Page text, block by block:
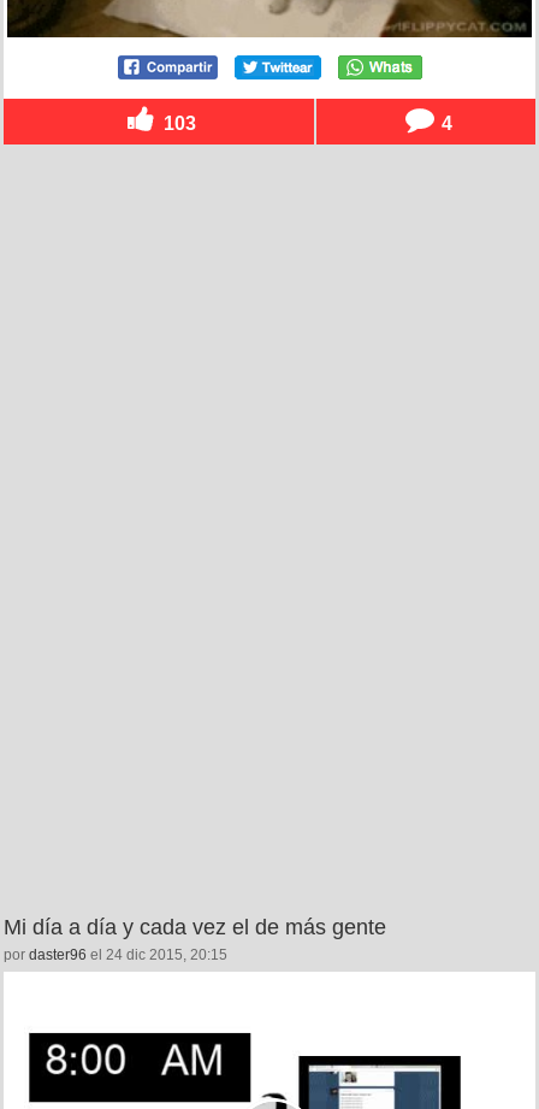
103 4
Mi día a día y cada vez el de más gente
por daster96 el 24 dic 2015, 20:15